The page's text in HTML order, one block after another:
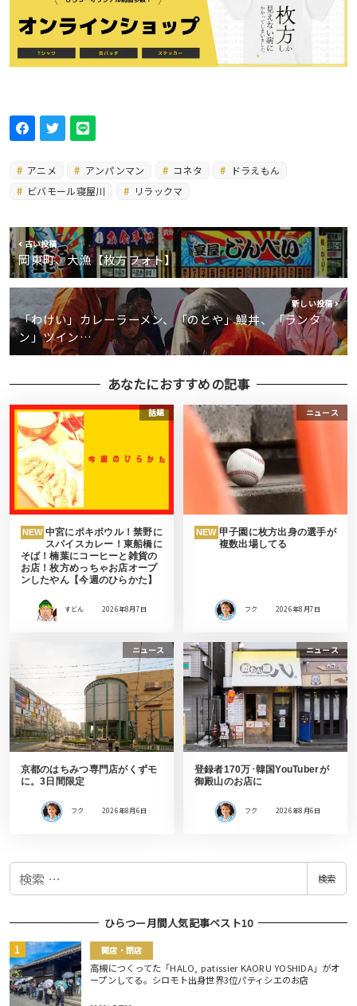
アニメ アンパンマン コネタ
ドラえもん
ビバモール寝屋川
リラックマ
古い投稿
岡東町、大漁【枚方フォト】
新しい投稿
「わけい」カレーラーメン、「のとや」鰻丼、「ランタ
ン」ツイン…
あなたにおすすめの記事
話題
NEW 中宮にポキボウル！禁野に
スパイスカレー！東船橋に
そば！楠葉にコーヒーと雑貨の
お店！枚方めっちゃお店オープ
ンしたやん【今週のひらかた】
すどん 2026年8月7日
ニュース
NEW 甲子園に枚方出身の選手が
複数出場してる
フク 2026年8月7日
ニュース
京都のはちみつ専門店がくずモ
に。3日間限定
フク 2026年8月6日
ニュース
登録者170万･韓国YouTuberが
御殿山のお店に
フク 2026年8月6日
検
検索
ひらつー月間人気記事ベスト10
開店・閉店
高槻につくってた「HALO, patissier KAORU YOSHIDA」がオ
ープンしてる。シロモト出身世界3位パティシエのお店